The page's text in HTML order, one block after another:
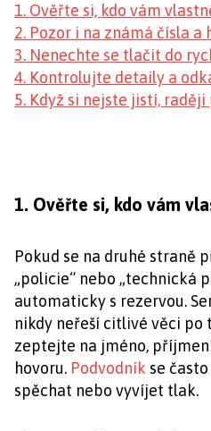
1. Ověřte si, kdo vám
2. Pozor i na známá čísla a
3. Nenechte se tlačit do
4. Kontrolujte detaily a
5. Když si nejste jistí,
1. Ověřte si, kdo vám
Pokud se na druhé straně
„policie“ nebo „technická
automaticky s rezervou.
nikdy neřeší citlivé věci po
zeptejte na jméno,
hovoru. Podvodník se
spěchat nebo vyvíjet tlak.